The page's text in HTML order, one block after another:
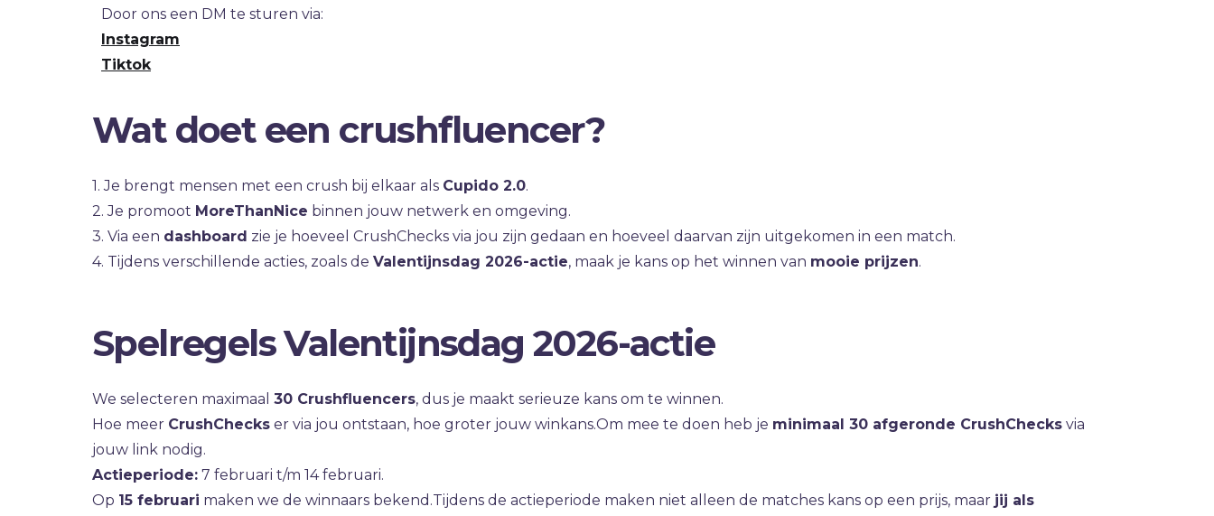
Door ons een DM te sturen via:
Instagram
Tiktok
Wat doet een crushfluencer?
1. Je brengt mensen met een crush bij elkaar als Cupido 2.0.
2. Je promoot MoreThanNice binnen jouw netwerk en omgeving.
3. Via een dashboard zie je hoeveel CrushChecks via jou zijn gedaan en hoeveel daarvan zijn uitgekomen in een match.
4. Tijdens verschillende acties, zoals de Valentijnsdag 2026-actie, maak je kans op het winnen van mooie prijzen.
Spelregels Valentijnsdag 2026-actie
We selecteren maximaal 30 Crushfluencers, dus je maakt serieuze kans om te winnen.
Hoe meer CrushChecks er via jou ontstaan, hoe groter jouw winkans.Om mee te doen heb je minimaal 30 afgeronde CrushChecks via
jouw link nodig.
Actieperiode: 7 februari t/m 14 februari.
Op 15 februari maken we de winnaars bekend.Tijdens de actieperiode maken niet alleen de matches kans op een prijs, maar jij als